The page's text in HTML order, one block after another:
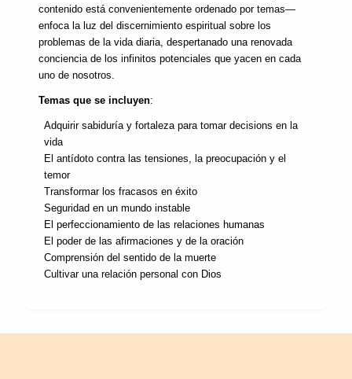
contenido está convenientemente ordenado por temas—
enfoca la luz del discernimiento espiritual sobre los
problemas de la vida diaria, despertanado una renovada
conciencia de los infinitos potenciales que yacen en cada
uno de nosotros.
Temas que se incluyen:
Adquirir sabiduría y fortaleza para tomar decisions en la
vida
El antídoto contra las tensiones, la preocupación y el
temor
Transformar los fracasos en éxito
Seguridad en un mundo instable
El perfeccionamiento de las relaciones humanas
El poder de las afirmaciones y de la oración
Comprensión del sentido de la muerte
Cultivar una relación personal con Dios